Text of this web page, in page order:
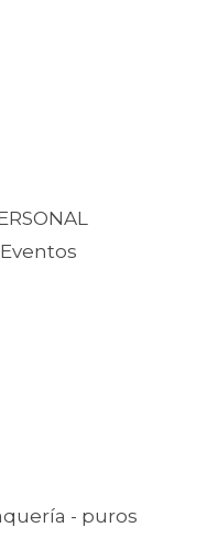
- puros